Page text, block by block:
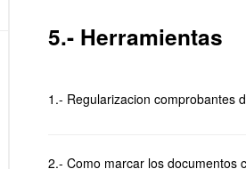
5.- Herramientas
1.- Regularizacion comprobantes
2.- Como marcar los documentos